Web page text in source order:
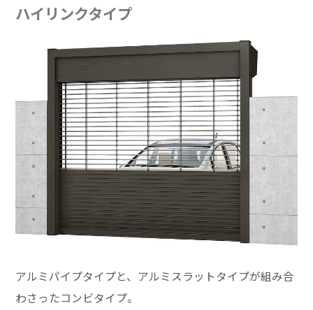
ハイリンクタイプ
アルミパイプタイプと、アルミスラットタイプが組み合
わさったコンビタイプ。